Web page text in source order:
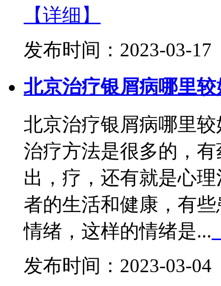
【详细】
发布时间：2023-03-17
北京治疗银屑病哪里较
北京治疗银屑病哪里
治疗方法是很多的，
出，疗，还有就是心
者的生活和健康，有
情绪，这样的情绪是...
发布时间：2023-03-04